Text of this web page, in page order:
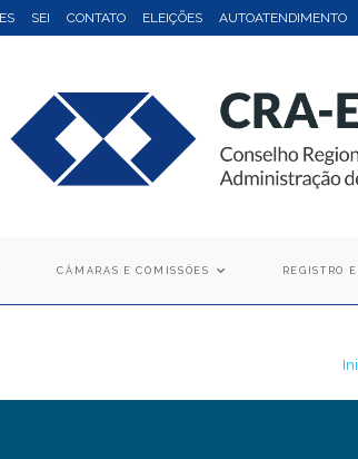
SEI CONTATO ELEIÇÕES AUTOATENDIMENTO
CÂMARAS E COMISSÕES REGISTRO